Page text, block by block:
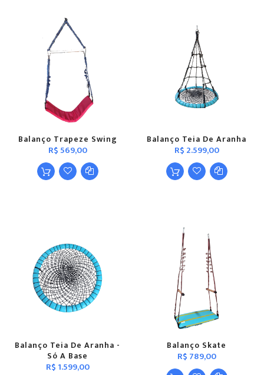
Balanço Trapeze Swing
R$ 569,00
Balanço Teia De Aranha
R$ 2.599,00
Balanço Teia De Aranha -
Só A Base
R$ 1.599,00
Balanço Skate
R$ 789,00